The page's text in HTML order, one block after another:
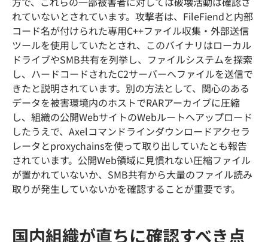
れていないとされています。攻撃者は、FileFiendと内部
コード名が付けられた専用C++ファイル収集・外部送信
ツールを使用していたとされ、このバイナリはローカル
ドライブやSMB共有を列挙し、ファイルシステムを探索
し、ハードコードされたC2サーバーへファイルを送信で
きたと説明されています。別の方法として、関心のある
データを被害環境内のホストでRARアーカイブに圧縮
し、組織の公開WebサイトのWebルートへアップロード
したうえで、Axelコマンドラインダウンロードアクセラ
レータとproxychainsを使って取り出していたとも報告
されています。公開Web領域に見慣れない圧縮ファイル
が置かれていないか、SMB共有から大量のファイル読み
取りが発生していないかを確認することが重要です。
国内組織が直ちに確認すべき点